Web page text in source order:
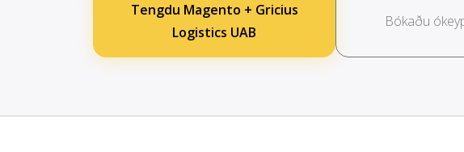
Tengdu Magento + Gricius
Logistics UAB
Bókaðu